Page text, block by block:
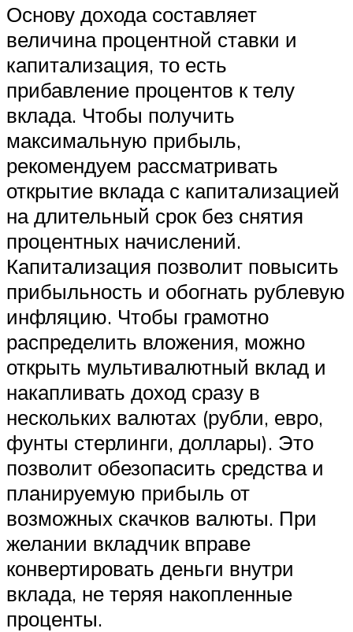
Основу дохода составляет
величина процентной ставки и
капитализация, то есть
прибавление процентов к телу
вклада. Чтобы получить
максимальную прибыль,
рекомендуем рассматривать
открытие вклада с капитализацией
на длительный срок без снятия
процентных начислений.
Капитализация позволит повысить
прибыльность и обогнать рублевую
инфляцию. Чтобы грамотно
распределить вложения, можно
открыть мультивалютный вклад и
накапливать доход сразу в
нескольких валютах (рубли, евро,
фунты стерлинги, доллары). Это
позволит обезопасить средства и
планируемую прибыль от
возможных скачков валюты. При
желании вкладчик вправе
конвертировать деньги внутри
вклада, не теряя накопленные
проценты.